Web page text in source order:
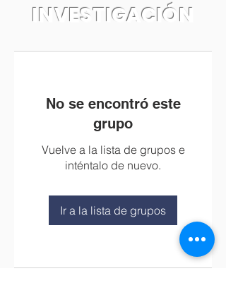
INVESTIGACIÓN
No se encontró este
grupo
Vuelve a la lista de grupos e
inténtalo de nuevo.
Ir a la lista de grupos